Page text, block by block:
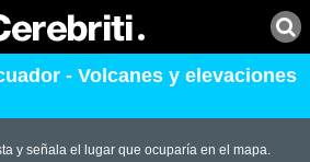
- Volcanes y elevaciones
y señala el lugar que ocuparía en el mapa.